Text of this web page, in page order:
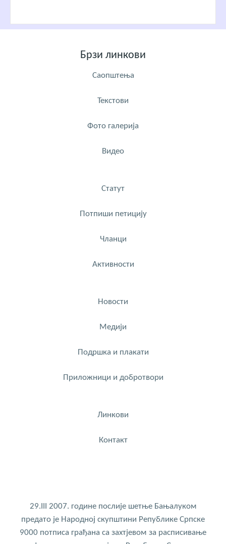
Брзи линкови
Саопштења
Текстови
Фото галерија
Видео
Статут
Потпиши петицију
Чланци
Активности
Новости
Медији
Подршка и плакати
Приложници и добротвори
Линкови
Контакт
29.III 2007. године послије шетње Бањалуком
предато је Народној скупштини Републике Српске
9000 потписа грађана са захтјевом за расписивање